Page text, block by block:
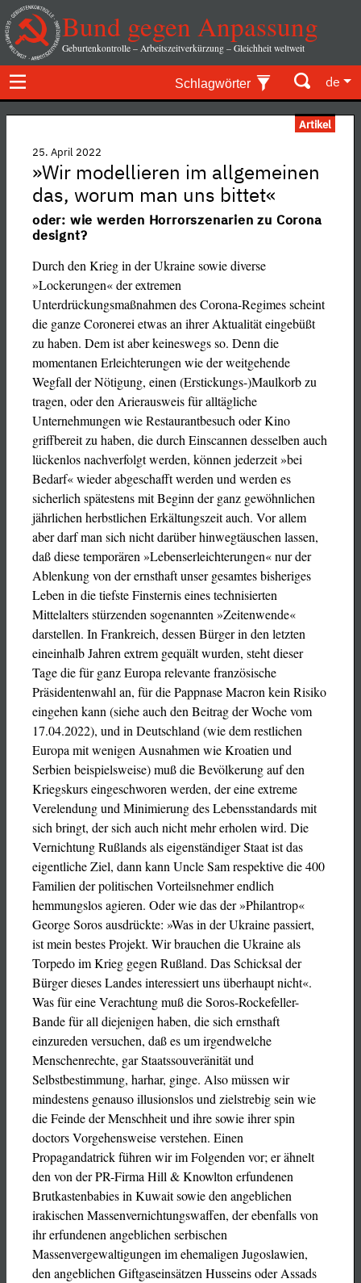
Bund gegen Anpassung
Geburtenkontrolle – Arbeitszeitverkürzung – Gleichheit weltweit
Schlagwörter de
Artikel
25. April 2022
»Wir modellieren im allgemeinen
das, worum man uns bittet«
oder: wie werden Horrorszenarien zu Corona
designt?
Durch den Krieg in der Ukraine sowie diverse
»Lockerungen« der extremen
Unterdrückungsmaßnahmen des Corona-Regimes scheint
die ganze Coronerei etwas an ihrer Aktualität eingebüßt
zu haben. Dem ist aber keineswegs so. Denn die
momentanen Erleichterungen wie der weitgehende
Wegfall der Nötigung, einen (Erstickungs-)Maulkorb zu
tragen, oder den Arierausweis für alltägliche
Unternehmungen wie Restaurantbesuch oder Kino
griffbereit zu haben, die durch Einscannen desselben auch
lückenlos nachverfolgt werden, können jederzeit »bei
Bedarf« wieder abgeschafft werden und werden es
sicherlich spätestens mit Beginn der ganz gewöhnlichen
jährlichen herbstlichen Erkältungszeit auch. Vor allem
aber darf man sich nicht darüber hinwegtäuschen lassen,
daß diese temporären »Lebenserleichterungen« nur der
Ablenkung von der ernsthaft unser gesamtes bisheriges
Leben in die tiefste Finsternis eines technisierten
Mittelalters stürzenden sogenannten »Zeitenwende«
darstellen. In Frankreich, dessen Bürger in den letzten
eineinhalb Jahren extrem gequält wurden, steht dieser
Tage die für ganz Europa relevante französische
Präsidentenwahl an, für die Pappnase Macron kein Risiko
eingehen kann (siehe auch den Beitrag der Woche vom
17.04.2022), und in Deutschland (wie dem restlichen
Europa mit wenigen Ausnahmen wie Kroatien und
Serbien beispielsweise) muß die Bevölkerung auf den
Kriegskurs eingeschworen werden, der eine extreme
Verelendung und Minimierung des Lebensstandards mit
sich bringt, der sich auch nicht mehr erholen wird. Die
Vernichtung Rußlands als eigenständiger Staat ist das
eigentliche Ziel, dann kann Uncle Sam respektive die 400
Familien der politischen Vorteilsnehmer endlich
hemmungslos agieren. Oder wie das der »Philantrop«
George Soros ausdrückte: »Was in der Ukraine passiert,
ist mein bestes Projekt. Wir brauchen die Ukraine als
Torpedo im Krieg gegen Rußland. Das Schicksal der
Bürger dieses Landes interessiert uns überhaupt nicht«.
Was für eine Verachtung muß die Soros-Rockefeller-
Bande für all diejenigen haben, die sich ernsthaft
einzureden versuchen, daß es um irgendwelche
Menschenrechte, gar Staatssouveränität und
Selbstbestimmung, harhar, ginge. Also müssen wir
mindestens genauso illusionslos und zielstrebig sein wie
die Feinde der Menschheit und ihre sowie ihrer spin
doctors Vorgehensweise verstehen. Einen
Propagandatrick führen wir im Folgenden vor; er ähnelt
den von der PR-Firma Hill & Knowlton erfundenen
Brutkastenbabies in Kuwait sowie den angeblichen
irakischen Massenvernichtungswaffen, der ebenfalls von
ihr erfundenen angeblichen serbischen
Massenvergewaltigungen im ehemaligen Jugoslawien,
den angeblichen Giftgaseinsätzen Husseins oder Assads